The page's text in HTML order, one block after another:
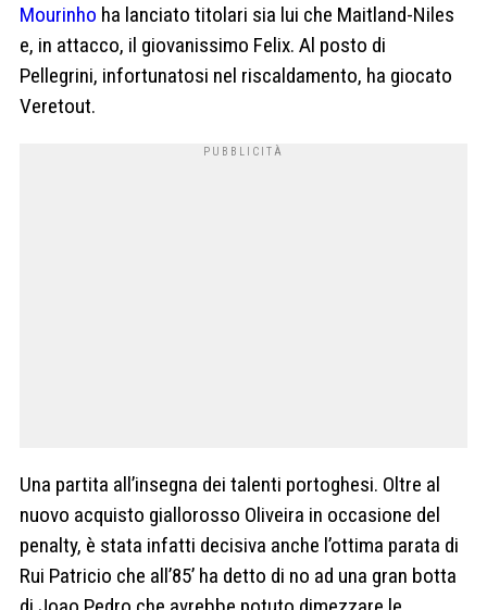
Mourinho ha lanciato titolari sia lui che Maitland-Niles
e, in attacco, il giovanissimo Felix. Al posto di
Pellegrini, infortunatosi nel riscaldamento, ha giocato
Veretout.
Una partita all’insegna dei talenti portoghesi. Oltre al
nuovo acquisto giallorosso Oliveira in occasione del
penalty, è stata infatti decisiva anche l’ottima parata di
Rui Patricio che all’85’ ha detto di no ad una gran botta